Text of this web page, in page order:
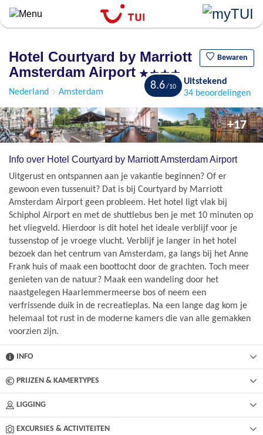
Overslaan
algemene
gaan
Hotel Courtyard by Marriott
Amsterdam Airport
Bewaren
Nederland Amsterdam
8.6
Uitstekend
34 beoordelingen
+17
Info over Hotel Courtyard by Marriott Amsterdam Airport
Uitgerust en ontspannen aan je vakantie beginnen? Of er
gewoon even tussenuit? Dat is bij Courtyard by Marriott
Amsterdam Airport geen probleem. Het hotel ligt vlak bij
Schiphol Airport en met de shuttlebus ben je met 10 minuten op
het vliegveld. Hierdoor is dit hotel het ideale verblijf voor je
tussenstop of je vroege vlucht. Verblijf je langer in het hotel
bezoek dan het centrum van Amsterdam, ga langs bij het Anne
Frank huis of maak een boottocht door de grachten. Toch meer
genieten van de natuur? Maak een wandeling door het
naastgelegen Haarlemmermeerse bos of neem een
verfrissende duik in de recreatieplas. Na een lange dag kom je
helemaal tot rust in de moderne kamers die van alle gemakken
voorzien zijn.
INFO
PRIJZEN & KAMERTYPES
LIGGING
EXCURSIES & ACTIVITEITEN